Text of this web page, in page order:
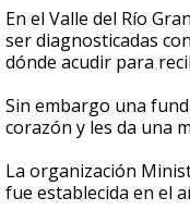
seconds
of
3
minutes,
seconds
En el Valle del Río
ser diagnosticadas
dónde acudir para
Sin embargo una
corazón y les da una
La organización
fue establecida en el